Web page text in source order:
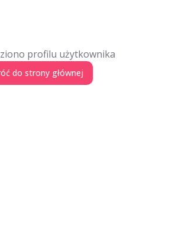
profilu użytkownika
do strony głównej